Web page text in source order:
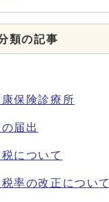
類の記事
保険診療所
届出
について
率の改正について